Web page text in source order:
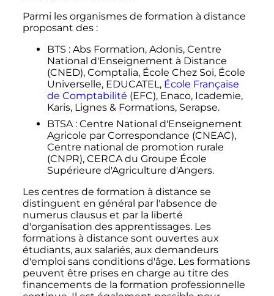
Parmi les organismes de formation à distance
proposant des :
BTS : Abs Formation, Adonis, Centre
National d'Enseignement à Distance
(CNED), Comptalia, École Chez Soi, École
Universelle, EDUCATEL, École Française
de Comptabilité (EFC), Enaco, Icademie,
Karis, Lignes & Formations, Serapse.
BTSA : Centre National d'Enseignement
Agricole par Correspondance (CNEAC),
Centre national de promotion rurale
(CNPR), CERCA du Groupe École
Supérieure d'Agriculture d'Angers.
Les centres de formation à distance se
distinguent en général par l'absence de
numerus clausus et par la liberté
d'organisation des apprentissages. Les
formations à distance sont ouvertes aux
étudiants, aux salariés, aux demandeurs
d'emploi sans conditions d'âge. Les formations
peuvent être prises en charge au titre des
financements de la formation professionnelle